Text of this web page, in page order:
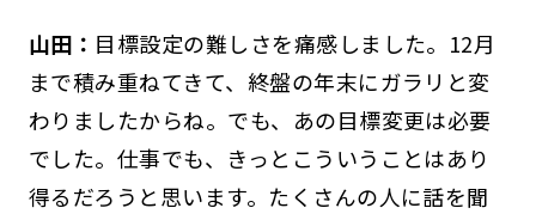
山田： 目標設定の難しさを痛感しました。12月
まで積み重ねてきて、終盤の年末にガラリと変
わりましたからね。でも、あの目標変更は必要
でした。仕事でも、きっとこういうことはあり
得るだろうと思います。たくさんの人に話を聞